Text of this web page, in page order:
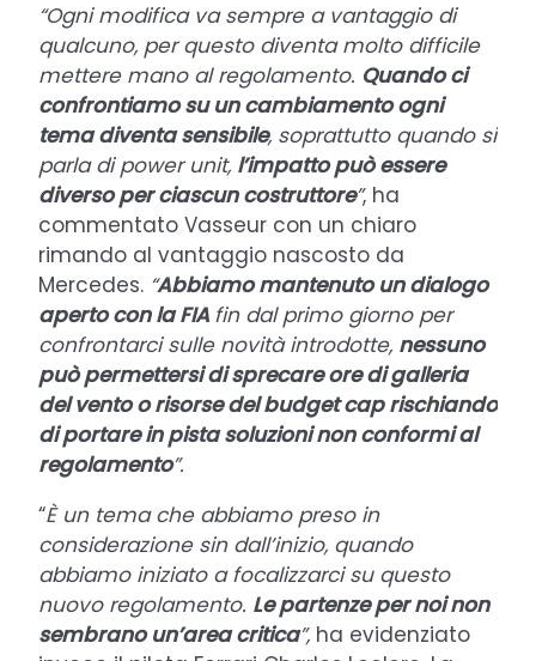
“Ogni modifica va sempre a vantaggio di
qualcuno, per questo diventa molto difficile
mettere mano al regolamento. Quando ci
confrontiamo su un cambiamento ogni
tema diventa sensibile, soprattutto quando si
parla di power unit, l’impatto può essere
diverso per ciascun costruttore”, ha
commentato Vasseur con un chiaro
rimando al vantaggio nascosto da
Mercedes. “Abbiamo mantenuto un dialogo
aperto con la FIA fin dal primo giorno per
confrontarci sulle novità introdotte, nessuno
può permettersi di sprecare ore di galleria
del vento o risorse del budget cap rischiando
di portare in pista soluzioni non conformi al
regolamento”.
“È un tema che abbiamo preso in
considerazione sin dall’inizio, quando
abbiamo iniziato a focalizzarci su questo
nuovo regolamento. Le partenze per noi non
sembrano un’area critica”, ha evidenziato